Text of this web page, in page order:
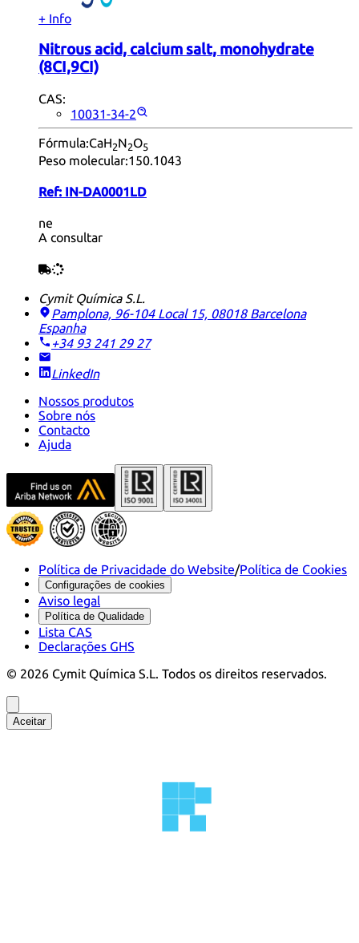
+ Info
Nitrous acid, calcium salt, monohydrate
(8CI,9CI)
CAS:
10031-34-2
Fórmula:CaH2N2O5
Peso molecular:150.1043
Ref: IN-DA0001LD
ne
A consultar
Cymit Química S.L.
Pamplona, 96-104 Local 15, 08018 Barcelona
Espanha
+34 93 241 29 27
LinkedIn
Nossos produtos
Sobre nós
Contacto
Ajuda
Política de Privacidade do Website/Política de Cookies
Configurações de cookies
Aviso legal
Política de Qualidade
Lista CAS
Declarações GHS
© 2026 Cymit Química S.L. Todos os direitos reservados.
Aceitar